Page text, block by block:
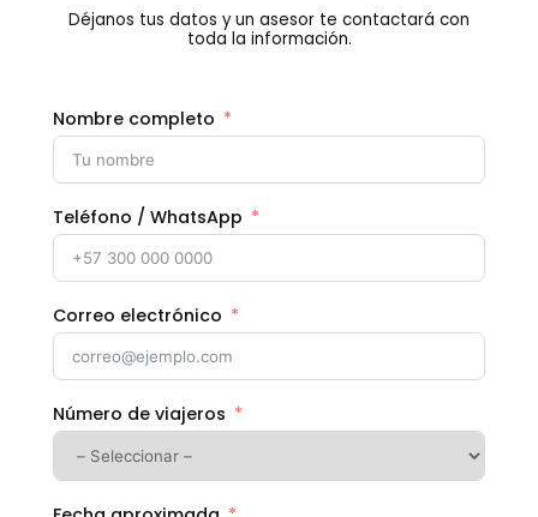
Déjanos tus datos y un asesor te contactará con
toda la información.
Nombre completo
Teléfono / WhatsApp
Correo electrónico
Número de viajeros